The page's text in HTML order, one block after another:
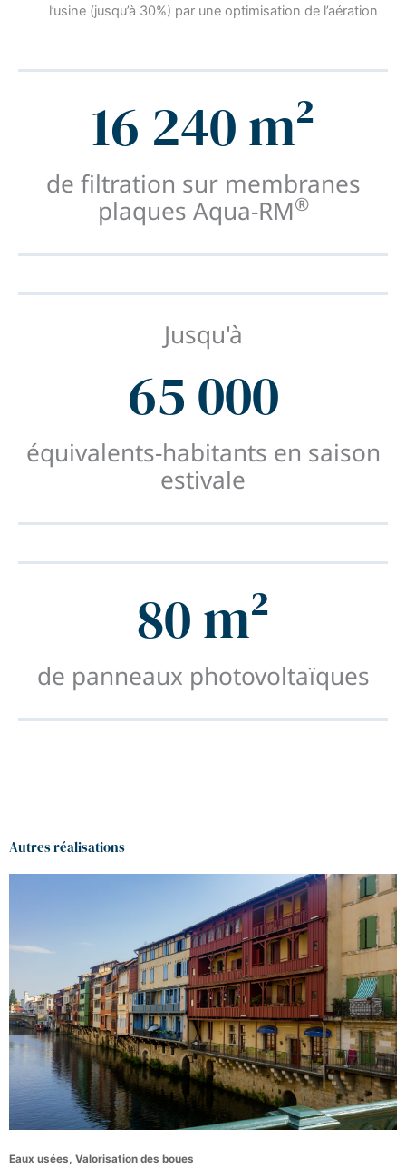
l’usine (jusqu’à 30%) par une optimisation de l’aération
16 240 m²
de filtration sur membranes
plaques Aqua-RM®
Jusqu'à
65 000
équivalents-habitants en saison
estivale
80 m²
de panneaux photovoltaïques
Autres réalisations
Eaux usées, Valorisation des boues